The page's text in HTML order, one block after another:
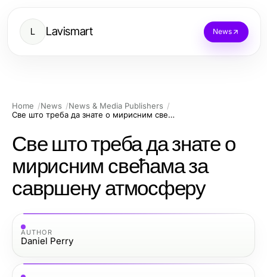
L Lavismart News
Home News
News & Media Publishers
Све што треба да знате о мирисним свећама за савршену атмосферу
Све што треба да знате о
мирисним свећама за
савршену атмосферу
AUTHOR
Daniel Perry